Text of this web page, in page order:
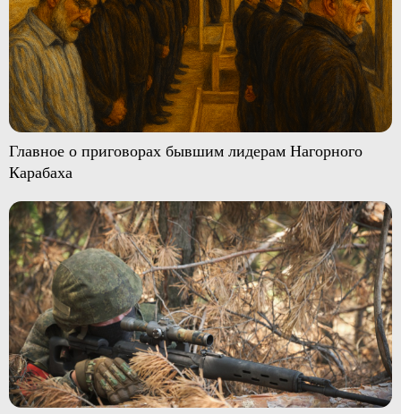
Главное о приговорах бывшим лидерам Нагорного
Карабаха